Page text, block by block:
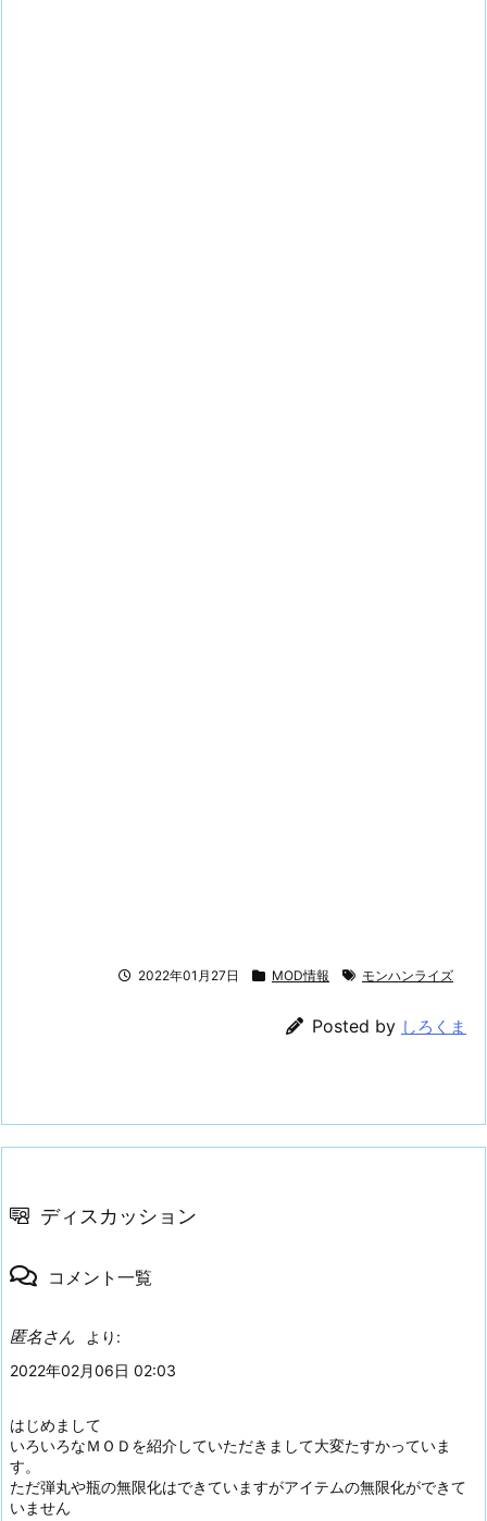
2022年01月27日 MOD情報 モンハンライズ
Posted by しろくま
ディスカッション
コメント一覧
匿名さん
より:
2022年02月06日 02:03
はじめまして
いろいろなＭＯＤを紹介していただきまして大変たすかっていま
す。
ただ弾丸や瓶の無限化はできていますがアイテムの無限化ができて
いません